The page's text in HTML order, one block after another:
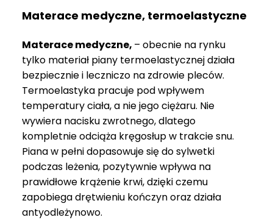
Materace medyczne, termoelastyczne
Materace medyczne, – obecnie na rynku
tylko materiał piany termoelastycznej działa
bezpiecznie i leczniczo na zdrowie pleców.
Termoelastyka pracuje pod wpływem
temperatury ciała, a nie jego ciężaru. Nie
wywiera nacisku zwrotnego, dlatego
kompletnie odciąża kręgosłup w trakcie snu.
Piana w pełni dopasowuje się do sylwetki
podczas leżenia, pozytywnie wpływa na
prawidłowe krążenie krwi, dzięki czemu
zapobiega drętwieniu kończyn oraz działa
antyodleżynowo.